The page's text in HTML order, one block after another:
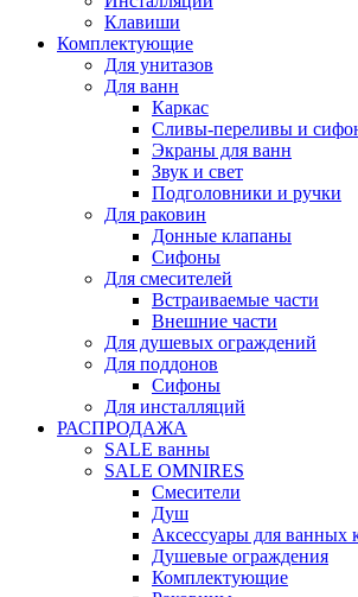
Клавиши
Комплектующие
Для унитазов
Для ванн
Каркас
Сливы-переливы и
Экраны для ванн
Звук и свет
Подголовники и ручки
Для раковин
Донные клапаны
Сифоны
Для смесителей
Встраиваемые части
Внешние части
Для душевых ограждений
Для поддонов
Сифоны
Для инсталляций
РАСПРОДАЖА
SALE ванны
SALE OMNIRES
Смесители
Душ
Аксессуары для ванных
Душевые ограждения
Комплектующие